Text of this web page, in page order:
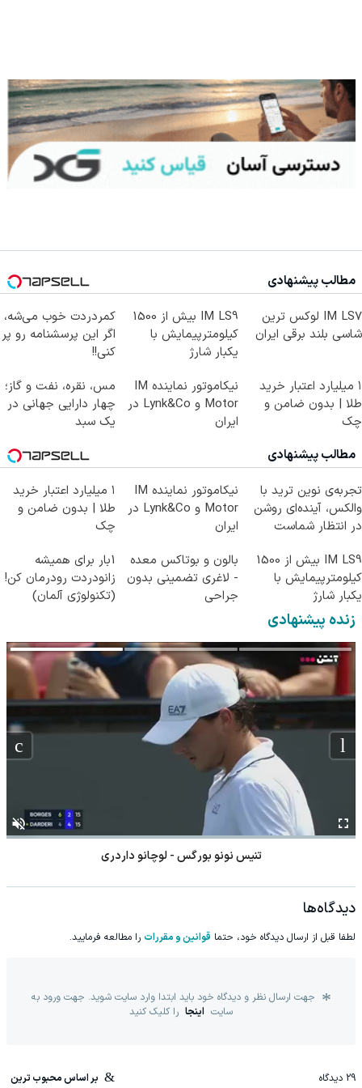
مطالب پیشنهادی
IM LS7 لوکس ترین
شاسی بلند برقی ایران
IM LS9 بیش از 1500
کیلومترپیمایش با
یکبار شارژ
کمردردت خوب می‌شه،
اگر این پرسشنامه رو پر
کنی!!
۱ میلیارد اعتبار خرید
طلا | بدون ضامن و
چک
نیکاموتور نماینده IM
Motor و Lynk&Co در
ایران
مس، نقره، نفت و گاز؛
چهار دارایی جهانی در
یک سبد
مطالب پیشنهادی
تجربه‌ی نوین ترید با
والکس، آینده‌ای روشن
در انتظار شماست
نیکاموتور نماینده IM
Motor و Lynk&Co در
ایران
۱ میلیارد اعتبار خرید
طلا | بدون ضامن و
چک
IM LS9 بیش از 1500
کیلومترپیمایش با
یکبار شارژ
بالون و بوتاکس معده
- لاغری تضمینی بدون
جراحی
1بار برای همیشه
زانودردت رودرمان کن!
(تکنولوژی آلمان)
زنده پیشنهادی
تنیس نونو بورگس - لوچانو داردری
دیدگاه‌ها
لطفا قبل از ارسال دیدگاه خود، حتما قوانین و مقررات را مطالعه فرمایید.
جهت ارسال نظر و دیدگاه خود باید ابتدا وارد سایت شوید. جهت ورود به
سایت اینجا را کلیک کنید
29 دیدگاه بر اساس محبوب ترین